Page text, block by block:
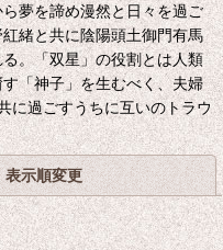
夢を諦め漫然と日々を過ご
緒と共に陰陽頭土御門有馬
。「双星」の役割とは人類
「神子」を生むべく、夫婦
に過ごすうちに互いのトラウ
表示順変更 閉じる